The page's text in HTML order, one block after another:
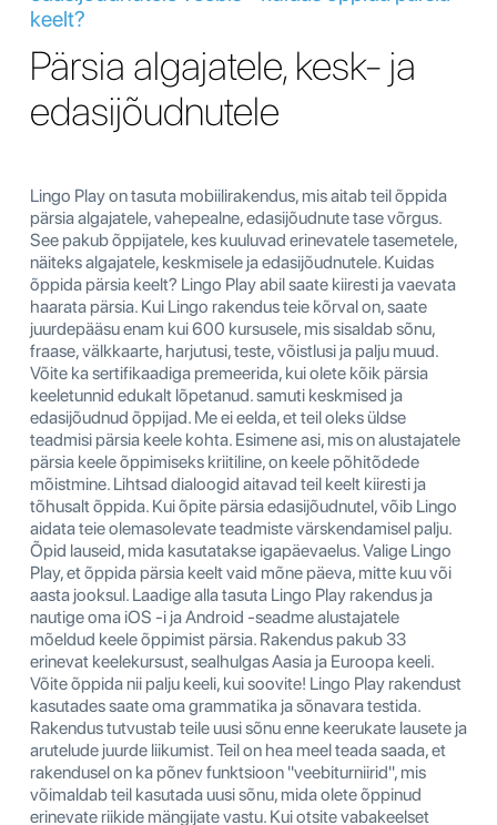
keelt?
Pärsia algajatele, kesk- ja
edasijõudnutele
Lingo Play on tasuta mobiilirakendus, mis aitab teil õppida
pärsia algajatele, vahepealne, edasijõudnute tase võrgus.
See pakub õppijatele, kes kuuluvad erinevatele tasemetele,
näiteks algajatele, keskmisele ja edasijõudnutele. Kuidas
õppida pärsia keelt? Lingo Play abil saate kiiresti ja vaevata
haarata pärsia. Kui Lingo rakendus teie kõrval on, saate
juurdepääsu enam kui 600 kursusele, mis sisaldab sõnu,
fraase, välkkaarte, harjutusi, teste, võistlusi ja palju muud.
Võite ka sertifikaadiga premeerida, kui olete kõik pärsia
keeletunnid edukalt lõpetanud. samuti keskmised ja
edasijõudnud õppijad. Me ei eelda, et teil oleks üldse
teadmisi pärsia keele kohta. Esimene asi, mis on alustajatele
pärsia keele õppimiseks kriitiline, on keele põhitõdede
mõistmine. Lihtsad dialoogid aitavad teil keelt kiiresti ja
tõhusalt õppida. Kui õpite pärsia edasijõudnutel, võib Lingo
aidata teie olemasolevate teadmiste värskendamisel palju.
Õpid lauseid, mida kasutatakse igapäevaelus. Valige Lingo
Play, et õppida pärsia keelt vaid mõne päeva, mitte kuu või
aasta jooksul. Laadige alla tasuta Lingo Play rakendus ja
nautige oma iOS -i ja Android -seadme alustajatele
mõeldud keele õppimist pärsia. Rakendus pakub 33
erinevat keelekursust, sealhulgas Aasia ja Euroopa keeli.
Võite õppida nii palju keeli, kui soovite! Lingo Play rakendust
kasutades saate oma grammatika ja sõnavara testida.
Rakendus tutvustab teile uusi sõnu enne keerukate lausete ja
arutelude juurde liikumist. Teil on hea meel teada saada, et
rakendusel on ka põnev funktsioon "veebiturniirid", mis
võimaldab teil kasutada uusi sõnu, mida olete õppinud
erinevate riikide mängijate vastu. Kui otsite vabakeelset